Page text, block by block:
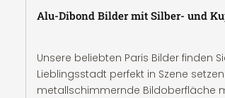
Alu-Dibond Bilder mit Silber- und
Unsere beliebten Paris Bilder finden
Lieblingsstadt perfekt in Szene
metallschimmernde Bildoberfläche